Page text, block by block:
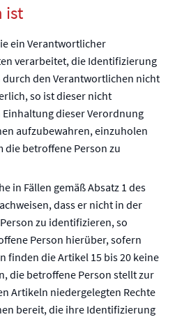
ist
ein Verantwortlicher
verarbeitet, die Identifizierung
den Verantwortlichen nicht
so ist dieser nicht
dieser Verordnung
aufzubewahren, einzuholen
die betroffene Person zu
in Fällen gemäß Absatz 1 des
dass er nicht in der
zu identifizieren, so
Person hierüber, sofern
finden die Artikel 15 bis 20 keine
die betroffene Person stellt zur
Artikeln niedergelegten Rechte
bereit, die ihre Identifizierung